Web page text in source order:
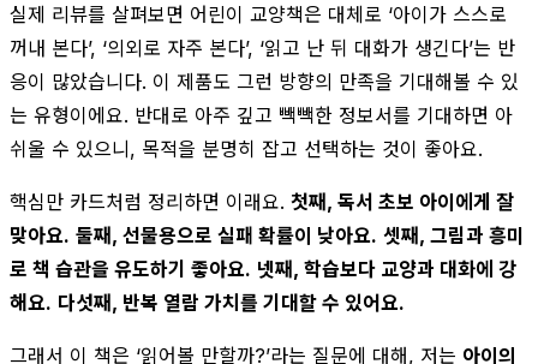
실제 리뷰를 살펴보면 어린이 교양책은 대체로 ‘아이가 스스로
꺼내 본다’, ‘의외로 자주 본다’, ‘읽고 난 뒤 대화가 생긴다’는 반
응이 많았습니다. 이 제품도 그런 방향의 만족을 기대해볼 수 있
는 유형이에요. 반대로 아주 깊고 빽빽한 정보서를 기대하면 아
쉬울 수 있으니, 목적을 분명히 잡고 선택하는 것이 좋아요.
핵심만 카드처럼 정리하면 이래요. 첫째, 독서 초보 아이에게 잘
맞아요. 둘째, 선물용으로 실패 확률이 낮아요. 셋째, 그림과 흥미
로 책 습관을 유도하기 좋아요. 넷째, 학습보다 교양과 대화에 강
해요. 다섯째, 반복 열람 가치를 기대할 수 있어요.
그래서 이 책은 ‘읽어볼 만할까?’라는 질문에 대해, 저는 아이의